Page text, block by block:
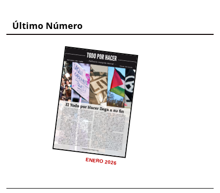
Último Número
ENERO 2026